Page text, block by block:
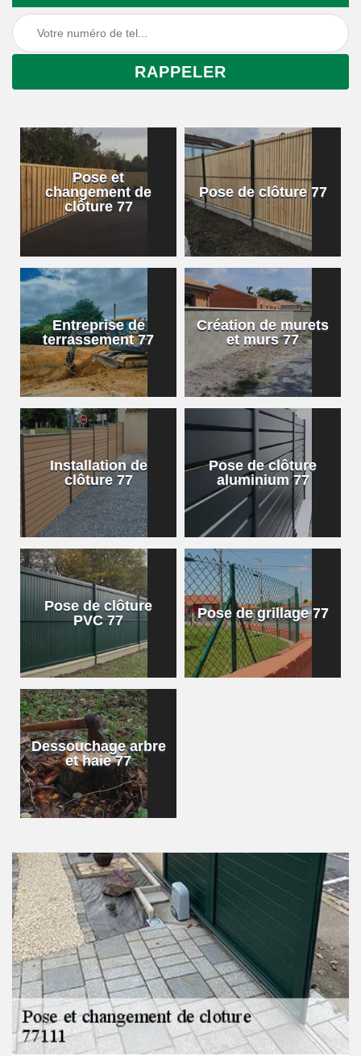
Pose et
changement de
clôture 77
Pose de clôture 77
Entreprise de
terrassement 77
Création de murets
et murs 77
Installation de
clôture 77
Pose de clôture
aluminium 77
Pose de clôture
PVC 77
Pose de grillage 77
Dessouchage arbre
et haie 77